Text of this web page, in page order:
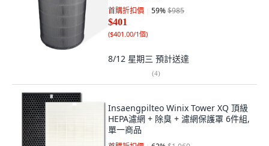
首購折扣價 59%$985
$401
($401.00/1個)
8/12 星期三 預計送達
(4)
Insaengpilteo Winix Tower XQ 頂級
HEPA濾網 + 除臭 + 濾網保護罩 6件組,
單一商品